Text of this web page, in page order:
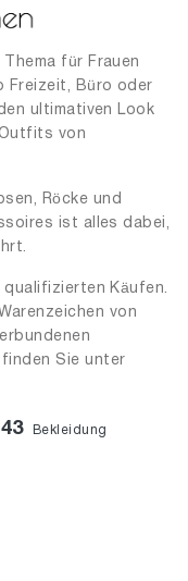
für Frauen
Freizeit, Büro oder
ultimativen Look
von
Röcke und
ist alles dabei,
qualifizierten Käufen.
von
Sie unter
Bekleidung